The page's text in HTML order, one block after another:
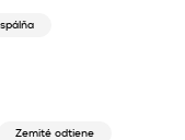
Zemité odtiene